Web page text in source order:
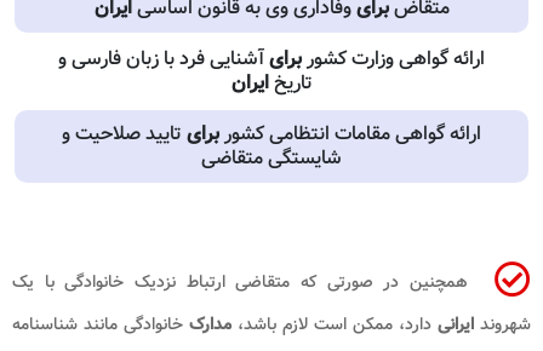
متقاضبرایوفاداری وی به قانون اساسیایران
ارائه گواهی وزارت کشور برایآشنایی فرد با زبان فارسی و
تاریخایران
ارائه گواهی مقامات انتظامی کشور برای تایید صلاحیت و
شایستگی متقاضی
همچنین در صورتی که متقاضی ارتباط نزدیک خانوادگی با یک
شهروند ایرانی دارد، ممکن است لازم باشد، مدارک خانوادگی مانند شناسنامه